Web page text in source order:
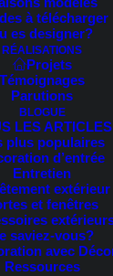
à télécharger
es designer?
RÉALISATIONS
Projets
Témoignages
Parutions
BLOGUE
LES ARTICLES
plus populaires
d’entrée
Entretien
extérieur
et fenêtres
saviez-vous?
avec
Ressources
le seul résultat